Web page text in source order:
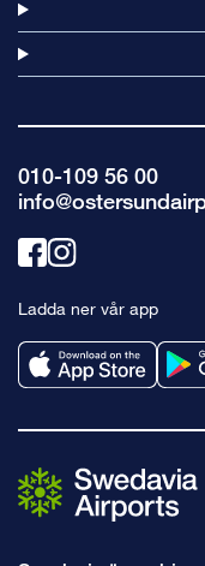
010-109 56 00
Länk
facebook
Länk
instagram
Ladda ner vår app